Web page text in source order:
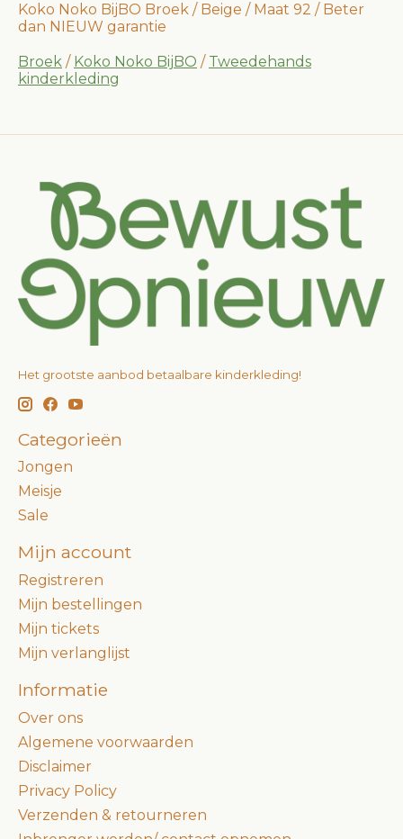
Koko Noko BijBO Broek / Beige / Maat 92 / Beter
dan NIEUW garantie
Broek / Koko Noko BijBO / Tweedehands
kinderkleding
Het grootste aanbod betaalbare kinderkleding!
Categorieën
Jongen
Meisje
Sale
Mijn account
Registreren
Mijn bestellingen
Mijn tickets
Mijn verlanglijst
Informatie
Over ons
Algemene voorwaarden
Disclaimer
Privacy Policy
Verzenden & retourneren